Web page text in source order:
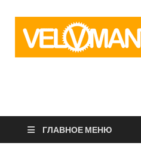
ГЛАВНОЕ МЕНЮ